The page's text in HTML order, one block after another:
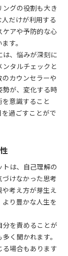
グの役割も大き
だけが利用する
ケアや予防的な心
す。
は、悩みが深刻に
タルチェックと
カウンセラーや
勢が、変化する時
意識すること
過ごすことがで
トは、自己理解の
けなかった思考
考え方が芽生え
り豊かな人生を
分を責めることが
く聞かれます。
る場合もあります